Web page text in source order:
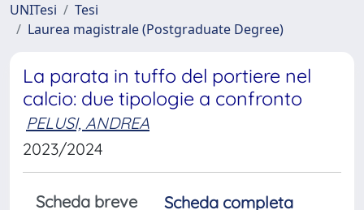
UNITesi
Tesi
Laurea magistrale (Postgraduate Degree)
La parata in tuffo del portiere nel
calcio: due tipologie a confronto
PELUSI, ANDREA
2023/2024
Scheda breve
Scheda completa